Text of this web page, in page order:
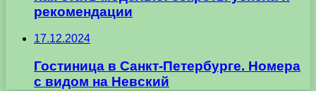
рекомендации
17.12.2024
Гостиница в Санкт-Петербурге. Номера
с видом на Невский